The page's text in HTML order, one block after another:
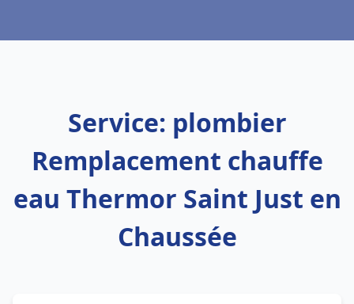
Service: plombier
Remplacement chauffe
eau Thermor Saint Just en
Chaussée